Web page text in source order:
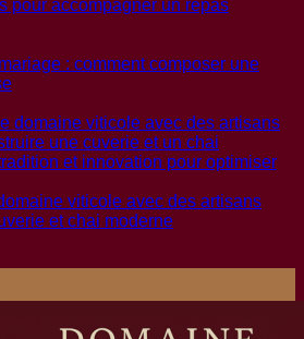
pour accompagner un repas
: comment composer une
viticole avec des artisans
et chai moderne